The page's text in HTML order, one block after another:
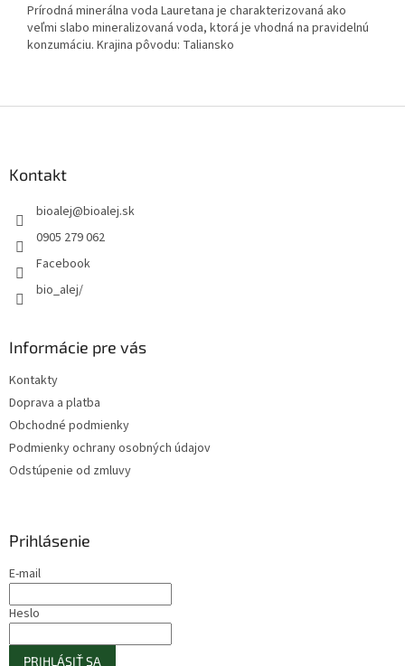
Prírodná minerálna voda Lauretana je charakterizovaná ako
veľmi slabo mineralizovaná voda, ktorá je vhodná na pravidelnú
konzumáciu. Krajina pôvodu: Taliansko
Kontakt
bioalej@bioalej.sk
0905 279 062
Facebook
bio_alej/
Informácie pre vás
Kontakty
Doprava a platba
Obchodné podmienky
Podmienky ochrany osobných údajov
Odstúpenie od zmluvy
Prihlásenie
E-mail
Heslo
PRIHLÁSIŤ SA